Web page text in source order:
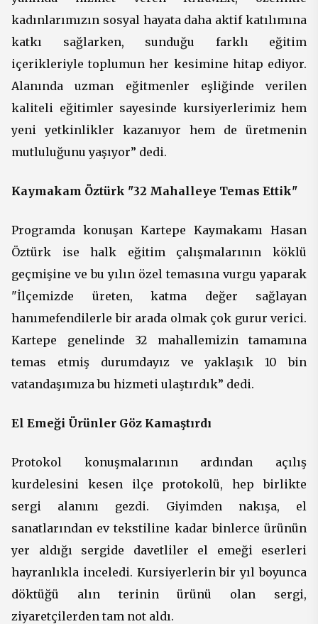
kadınlarımızın sosyal hayata daha aktif katılımına
katkı sağlarken, sunduğu farklı eğitim
içerikleriyle toplumun her kesimine hitap ediyor.
Alanında uzman eğitmenler eşliğinde verilen
kaliteli eğitimler sayesinde kursiyerlerimiz hem
yeni yetkinlikler kazanıyor hem de üretmenin
mutluluğunu yaşıyor” dedi.
Kaymakam Öztürk "32 Mahalleye Temas Ettik"
Programda konuşan Kartepe Kaymakamı Hasan
Öztürk ise halk eğitim çalışmalarının köklü
geçmişine ve bu yılın özel temasına vurgu yaparak
"İlçemizde üreten, katma değer sağlayan
hanımefendilerle bir arada olmak çok gurur verici.
Kartepe genelinde 32 mahallemizin tamamına
temas etmiş durumdayız ve yaklaşık 10 bin
vatandaşımıza bu hizmeti ulaştırdık” dedi.
El Emeği Ürünler Göz Kamaştırdı
Protokol konuşmalarının ardından açılış
kurdelesini kesen ilçe protokolü, hep birlikte
sergi alanını gezdi. Giyimden nakışa, el
sanatlarından ev tekstiline kadar binlerce ürünün
yer aldığı sergide davetliler el emeği eserleri
hayranlıkla inceledi. Kursiyerlerin bir yıl boyunca
döktüğü alın terinin ürünü olan sergi,
ziyaretçilerden tam not aldı.